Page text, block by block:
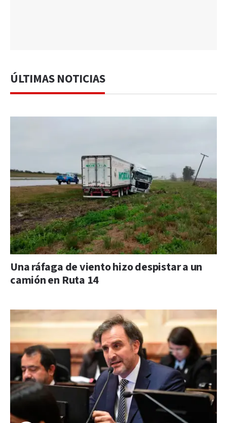
ÚLTIMAS NOTICIAS
Una ráfaga de viento hizo despistar a un
camión en Ruta 14